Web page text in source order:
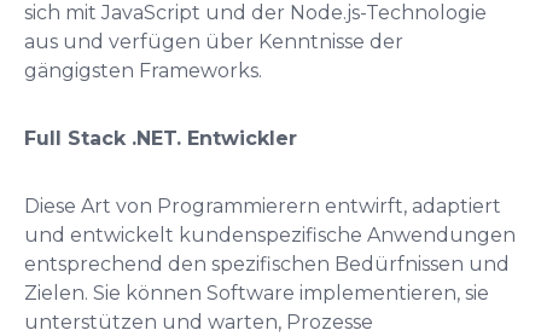
sich mit JavaScript und der Node.js-Technologie
aus und verfügen über Kenntnisse der
gängigsten Frameworks.
Full Stack .NET. Entwickler
Diese Art von Programmierern entwirft, adaptiert
und entwickelt kundenspezifische Anwendungen
entsprechend den spezifischen Bedürfnissen und
Zielen. Sie können Software implementieren, sie
unterstützen und warten, Prozesse